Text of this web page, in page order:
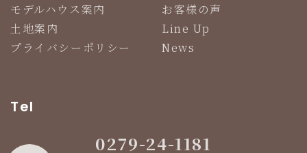
モデルハウス案内
お客様の声
土地案内
Line Up
プライバシーポリシー
News
Tel
0279-24-1181